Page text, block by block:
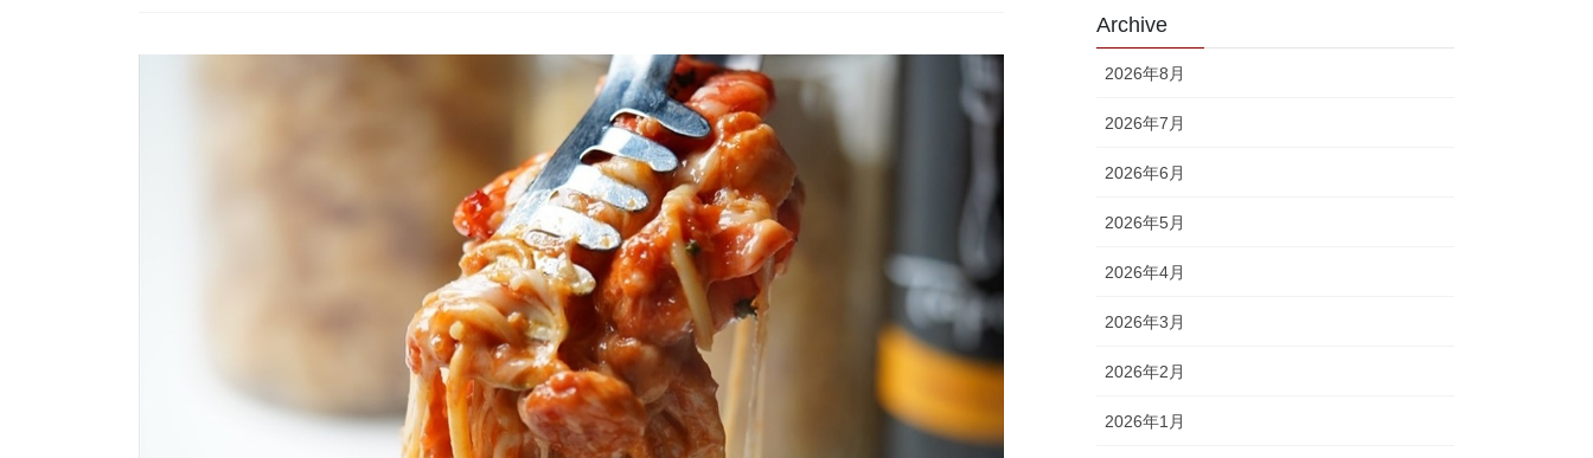
Archive
2026年8月
2026年7月
2026年6月
2026年5月
2026年4月
2026年3月
2026年2月
2026年1月